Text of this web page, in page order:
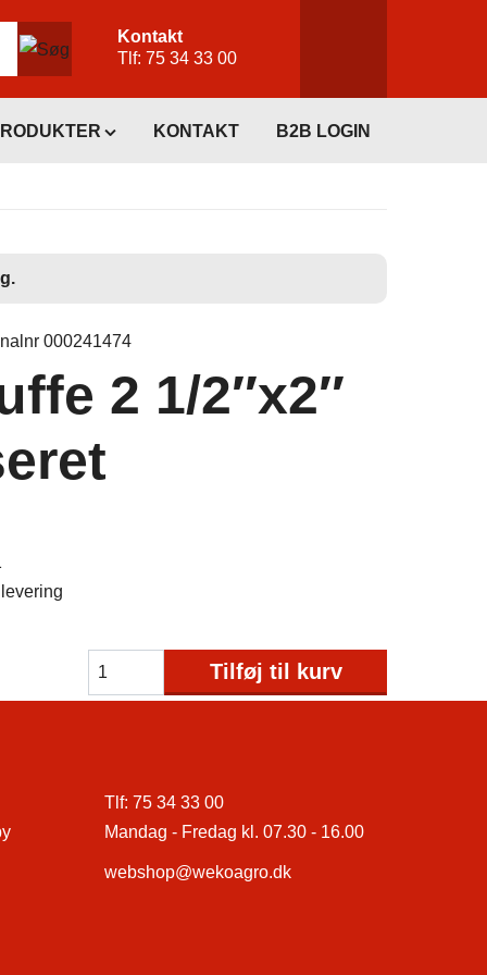
Kontakt
Tlf: 75 34 33 00
KONTAKT B2B LOGIN
000241474
2 1/2″x2″
Tilføj til kurv
Tlf: 75 34 33 00
Mandag - Fredag kl. 07.30 - 16.00
webshop@wekoagro.dk